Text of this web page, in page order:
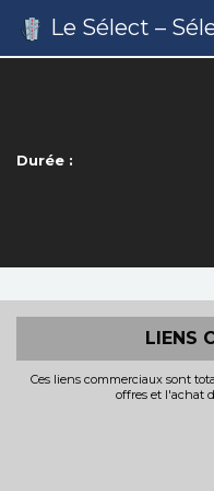
Le Sélect –
Durée :
LIENS
Ces liens commerciaux sont
offres et l'achat